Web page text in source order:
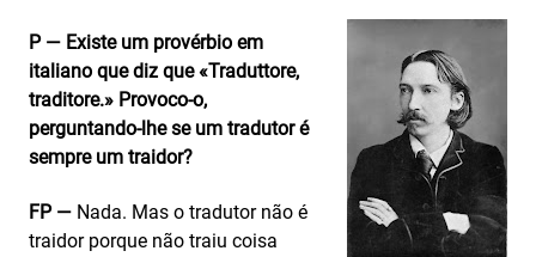
P — Existe um provérbio em
italiano que diz que «Traduttore,
traditore.» Provoco-o,
perguntando-lhe se um tradutor é
sempre um traidor?
FP — Nada. Mas o tradutor não é
traidor porque não traiu coisa